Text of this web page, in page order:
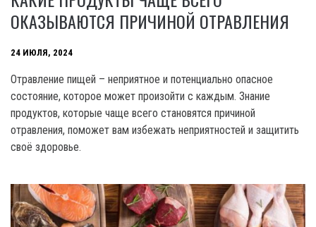
ОКАЗЫВАЮТСЯ ПРИЧИНОЙ ОТРАВЛЕНИЯ
24 ИЮЛЯ, 2024
Отравление пищей – неприятное и потенциально опасное
состояние, которое может произойти с каждым. Знание
продуктов, которые чаще всего становятся причиной
отравления, поможет вам избежать неприятностей и защитить
своё здоровье.